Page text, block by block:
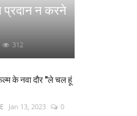
प्रदान न करने
312
के नवा दौर "ले चल हूं
Jan 13, 2023
0